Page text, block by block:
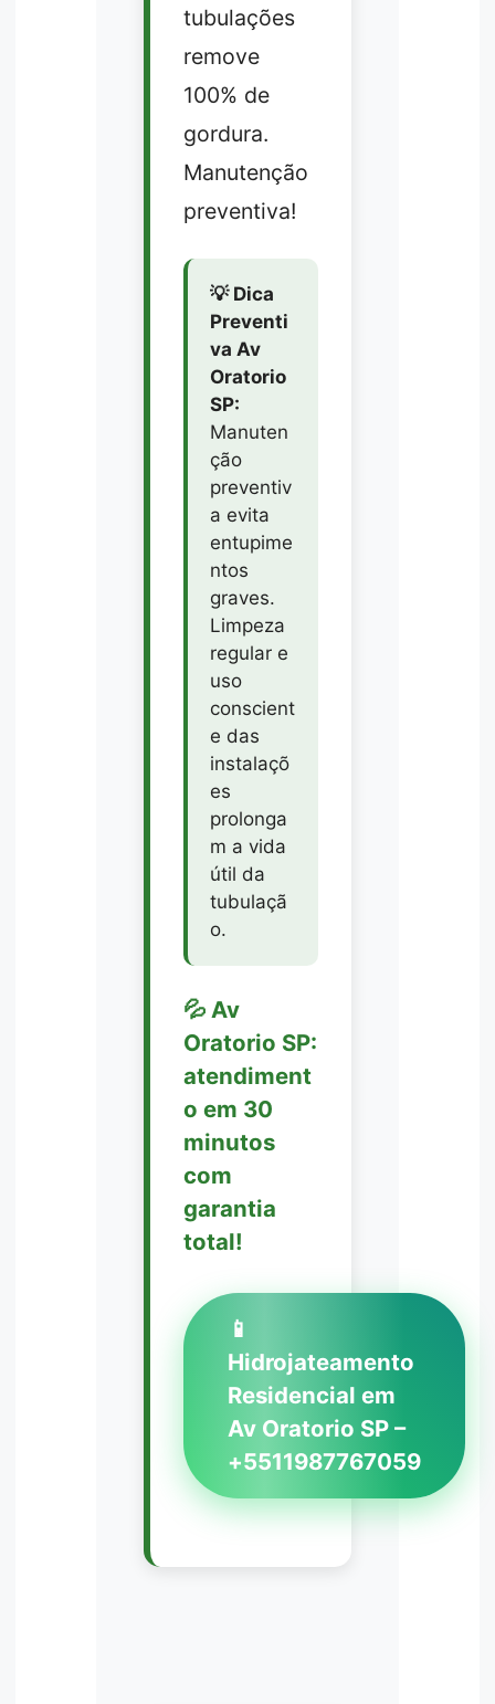
tubulações
remove
100% de
gordura.
Manutenção
preventiva!
💡 Dica
Preventi
va Av
Oratorio
SP:
Manuten
ção
preventiv
a evita
entupime
ntos
graves.
Limpeza
regular e
uso
conscient
e das
instalaçõ
es
prolonga
m a vida
útil da
tubulaçã
o.
💦 Av
Oratorio SP:
atendiment
o em 30
minutos
com
garantia
total!
📱
Hidrojateamento
Residencial em
Av Oratorio SP –
+5511987767059